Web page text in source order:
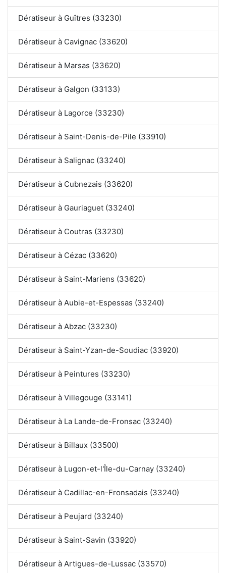
Dératiseur à Guîtres (33230)
Dératiseur à Cavignac (33620)
Dératiseur à Marsas (33620)
Dératiseur à Galgon (33133)
Dératiseur à Lagorce (33230)
Dératiseur à Saint-Denis-de-Pile (33910)
Dératiseur à Salignac (33240)
Dératiseur à Cubnezais (33620)
Dératiseur à Gauriaguet (33240)
Dératiseur à Coutras (33230)
Dératiseur à Cézac (33620)
Dératiseur à Saint-Mariens (33620)
Dératiseur à Aubie-et-Espessas (33240)
Dératiseur à Abzac (33230)
Dératiseur à Saint-Yzan-de-Soudiac (33920)
Dératiseur à Peintures (33230)
Dératiseur à Villegouge (33141)
Dératiseur à La Lande-de-Fronsac (33240)
Dératiseur à Billaux (33500)
Dératiseur à Lugon-et-l'Île-du-Carnay (33240)
Dératiseur à Cadillac-en-Fronsadais (33240)
Dératiseur à Peujard (33240)
Dératiseur à Saint-Savin (33920)
Dératiseur à Artigues-de-Lussac (33570)